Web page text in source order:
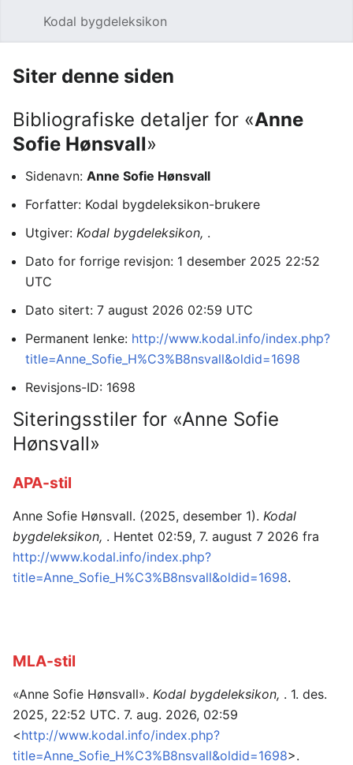
Kodal bygdeleksikon
Siter denne siden
Bibliografiske detaljer for «Anne
Sofie Hønsvall»
Sidenavn: Anne Sofie Hønsvall
Forfatter: Kodal bygdeleksikon-brukere
Utgiver: Kodal bygdeleksikon, .
Dato for forrige revisjon: 1 desember 2025 22:52
UTC
Dato sitert: 7 august 2026 02:59 UTC
Permanent lenke: http://www.kodal.info/index.php?
title=Anne_Sofie_H%C3%B8nsvall&oldid=1698
Revisjons-ID: 1698
Siteringsstiler for «Anne Sofie
Hønsvall»
APA-stil
Anne Sofie Hønsvall. (2025, desember 1). Kodal
bygdeleksikon, . Hentet 02:59, 7. august 7 2026 fra
http://www.kodal.info/index.php?
title=Anne_Sofie_H%C3%B8nsvall&oldid=1698.
MLA-stil
«Anne Sofie Hønsvall». Kodal bygdeleksikon, . 1. des.
2025, 22:52 UTC. 7. aug. 2026, 02:59
<http://www.kodal.info/index.php?
title=Anne_Sofie_H%C3%B8nsvall&oldid=1698>.